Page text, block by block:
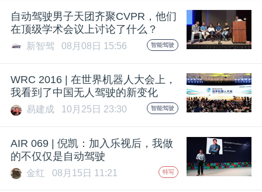
搞
自动驾驶男子天团齐聚CVPR，他们
在顶级学术会议上讨论了什么？
新智驾 08月08日 15:56 智能驾驶
WRC 2016 | 在世界机器人大会上，
我看到了中国无人驾驶的新变化
易建成 10月25日 23:30 智能驾驶
AIR 069 | 倪凯：加入乐视后，我做
的不仅仅是自动驾驶
金红 08月15日 11:21 特写